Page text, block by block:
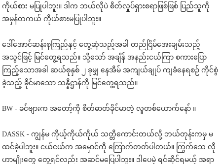
ကိုယ်စား မပြုပါဘူး။ ဒါက ဘယ်လိုပဲ စိတ်လှုပ်ရှားစရာဖြစ်ဖြစ် ပြည်သူကို
အမှန်တကယ် ကိုယ်စားမပြုပါဘူး။
ဒေါ်အောင်ဆန်းစုကြည်နှင့် တွေ့ဆုံသည့်အခါ တည်ငြိမ်အေးချမ်းသည့်
အသွင်ဖြင့် မြင်တွေ့ရသည်။ သို့သော် အချိန် အနည်းငယ်ကြာ စကားပြော
ကြည့်သောအခါ ဆယ်စုနှစ် ၂ ခုမျှ နေအိမ် အကျယ်ချုပ် ကျခံနေရစဉ် ကိုင်စွဲ
ခဲ့သည့် ခိုင်မာသော သန္နိဋ္ဌာန်ကို မြင်တွေ့ရသည်။
BW - ခင်ဗျားက အတော့်ကို စိတ်ဓာတ်ခိုင်မာတဲ့ လူတစ်ယောက်နော် ။
DASSK - ကျွန်မ ကိုယ့်ကိုယ်ကိုယ် သတ္တိကောင်းတယ်လို့ ဘယ်တုန်းကမှ မ
ထင်ခဲ့ပါဘူး။ ငယ်ငယ်က အမှောင်ကို ကြောက်တတ်ပါတယ်။ ကြွက်သေ လို
ဟာမျိုးတွေ တွေ့ရင်လည်း အဆင်မပြေပါဘူး။ ဒါပေမဲ့ ရင်ဆိုင်ရမယ့် အရာ